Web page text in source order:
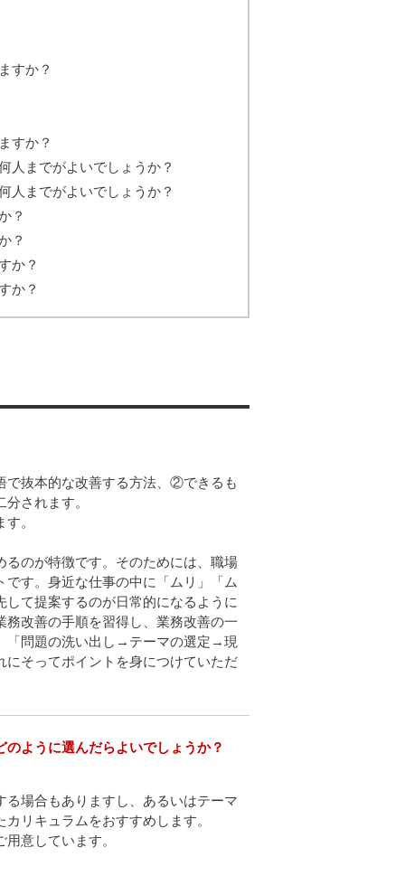
すか？
すか？
人までがよいでしょうか？
人までがよいでしょうか？
？
？
か？
か？
抜本的な改善する方法、②できるも
されます。
。
のが特徴です。そのためには、職場
す。身近な仕事の中に「ムリ」「ム
て提案するのが日常的になるように
改善の手順を習得し、業務改善の一
「問題の洗い出し→テーマの選定→現
そってポイントを身につけていただ
ように選んだらよいでしょうか？
場合もありますし、あるいはテーマ
リキュラムをおすすめします。
意しています。